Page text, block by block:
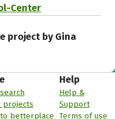
Center
project by Gina
projects
betterplace
Help
Help &
Support
Terms of use